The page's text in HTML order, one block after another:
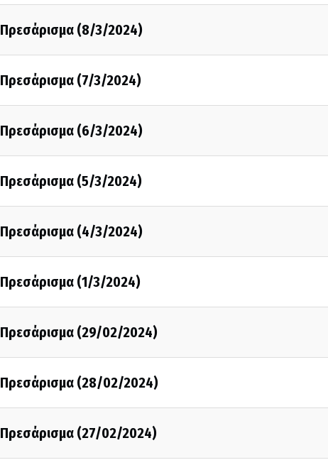
Πρεσάρισμα (8/3/2024)
Πρεσάρισμα (7/3/2024)
Πρεσάρισμα (6/3/2024)
Πρεσάρισμα (5/3/2024)
Πρεσάρισμα (4/3/2024)
Πρεσάρισμα (1/3/2024)
Πρεσάρισμα (29/02/2024)
Πρεσάρισμα (28/02/2024)
Πρεσάρισμα (27/02/2024)